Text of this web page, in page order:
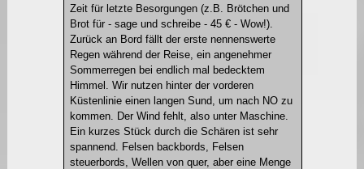
Zeit für letzte Besorgungen (z.B. Brötchen und
Brot für - sage und schreibe - 45 € - Wow!).
Zurück an Bord fällt der erste nennenswerte
Regen während der Reise, ein angenehmer
Sommerregen bei endlich mal bedecktem
Himmel. Wir nutzen hinter der vorderen
Küstenlinie einen langen Sund, um nach NO zu
kommen. Der Wind fehlt, also unter Maschine.
Ein kurzes Stück durch die Schären ist sehr
spannend. Felsen backbords, Felsen
steuerbords, Wellen von quer, aber eine Menge